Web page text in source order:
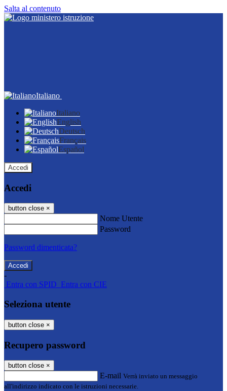
Salta al contenuto
Italiano
Italiano
English
Deutsch
Français
Español
Accedi
Accedi
button close ×
Nome Utente
Password
Password dimenticata?
-
Entra con SPID Entra con CIE
Seleziona utente
button close ×
Recupero password
button close ×
E-mail Verrà inviato un messaggio
all'indirizzo indicato con le istruzioni necessarie.